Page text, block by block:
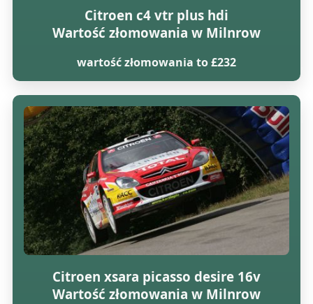
Citroen c4 vtr plus hdi
Wartość złomowania w Milnrow
wartość złomowania to £232
Citroen xsara picasso desire 16v
Wartość złomowania w Milnrow